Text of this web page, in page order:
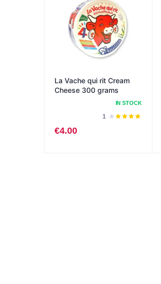
La Vache qui rit Cream
Cheese 300 grams
IN STOCK
تم1
€4.00